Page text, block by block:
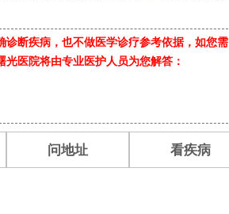
断疾病，也不做医学诊疗参考依据，如您需
医院将由专业医护人员为您解答：
问地址 看疾病